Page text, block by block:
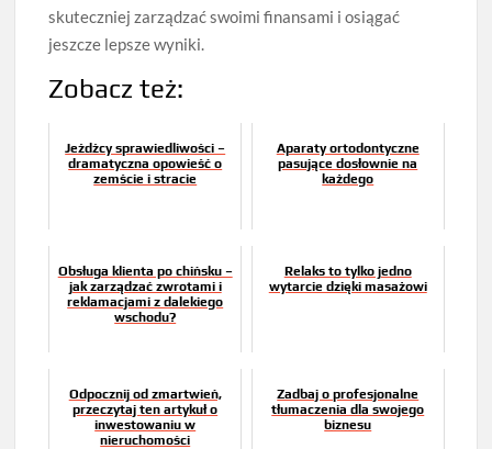
skuteczniej zarządzać swoimi finansami i osiągać
jeszcze lepsze wyniki.
Zobacz też:
Jeźdźcy sprawiedliwości –
dramatyczna opowieść o
zemście i stracie
Aparaty ortodontyczne
pasujące dosłownie na
każdego
Obsługa klienta po chińsku –
jak zarządzać zwrotami i
reklamacjami z dalekiego
wschodu?
Relaks to tylko jedno
wytarcie dzięki masażowi
Odpocznij od zmartwień,
przeczytaj ten artykuł o
inwestowaniu w
nieruchomości
Zadbaj o profesjonalne
tłumaczenia dla swojego
biznesu